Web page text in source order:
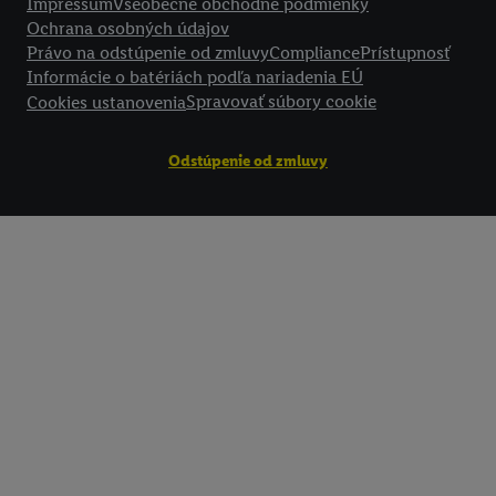
Ochrana osobných údajov
Právo na odstúpenie od zmluvyCompliancePrístupnosť
Informácie o batériách podľa nariadenia EÚ
Cookies ustanoveniaSpravovať súbory cookie
Odstúpenie od zmluvy
nájdete v našichzásadách ochrany osobných údajov